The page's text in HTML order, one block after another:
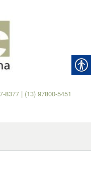
8377 | (13) 97800-5451